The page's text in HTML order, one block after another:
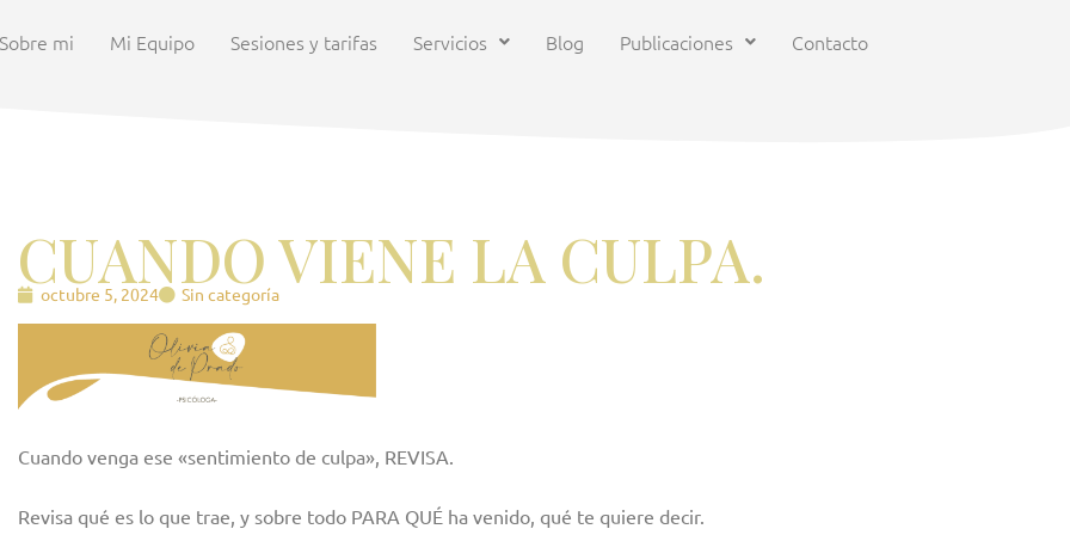
Sobre mi Mi Equipo Sesiones y tarifas Servicios Blog Publicaciones Contacto
CUANDO VIENE LA CULPA.
octubre 5, 2024 Sin categoría
Cuando venga ese «sentimiento de culpa», REVISA.
Revisa qué es lo que trae, y sobre todo PARA QUÉ ha venido, qué te quiere decir.